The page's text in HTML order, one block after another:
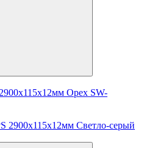
Орех SW-